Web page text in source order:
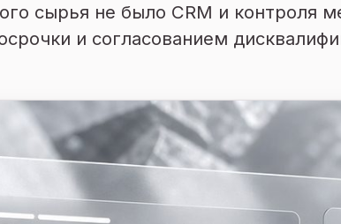
сырья не было CRM и контроля
и согласованием